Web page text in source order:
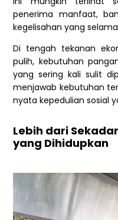
penerima manfaat,
kegelisahan yang
Di tengah tekanan
pulih, kebutuhan
yang sering kali sulit
menjawab kebutuhan
nyata kepedulian sosial
Lebih dari
yang Dihidupkan